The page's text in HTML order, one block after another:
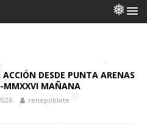
❅
❅
ACCIÓN DESDE PUNTA ARENAS
MMXXVI MAÑANA
renepoblete